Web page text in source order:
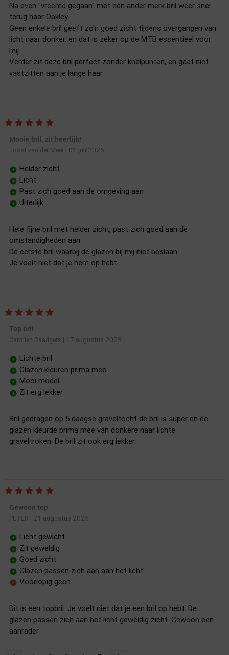
Na even "vreemd gegaan" met een ander merk bril weer snel
terug naar Oakley.
Geen enkele bril geeft zo'n goed zicht tijdens overgangen van
licht naar donker, en dat is zeker op de MTB essentieel voor
mij.
Verder zit deze bril perfect zonder knelpunten, en gaat niet
vastzitten aan je lange haar
Mooie bril, zit heerlijk!
Joost van der Meer| 01 juli 2025
Helder zicht
Licht
Past zich goed aan de omgeving aan
Uiterlijk
Hele fijne bril met helder zicht, past zich goed aan de
omstandigheden aan.
De eerste bril waarbij de glazen bij mij niet beslaan.
Je voelt niet dat je hem op hebt.
Top bril
Carolien Raadgers 17 augustus 2025
Lichte bril
Glazen kleuren prima mee
Mooi model
Zit erg lekker
Bril gedragen op 5 daagse graveltocht de bril is super en de
glazen kleurde prima mee van donkere naar lichte
graveltroken. De bril zit ook erg lekker.
Gewoon top
PETER 21 augustus 2025
Licht gewicht
Zit geweldig
Goed zicht
Glazen passen zich aan aan het licht
Voorlopig geen
Dit is een topbril. Je voelt niet dat je een bril op hebt. De
glazen passen zich aan het licht geweldig zicht. Gewoon een
aanrader